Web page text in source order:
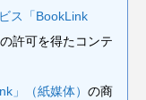
ス「BookLink
許可を得たコンテ
」（紙媒体） の商